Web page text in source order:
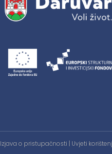
Izjava o pristupačnosti | Uvjeti